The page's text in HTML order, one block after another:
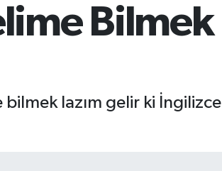
Bilmek
lazım gelir ki İngilizce